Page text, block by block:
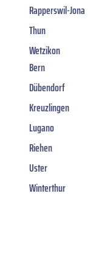
Rapperswil-Jona
Thun
Wetzikon
Bern
Dübendorf
Kreuzlingen
Lugano
Riehen
Uster
Winterthur